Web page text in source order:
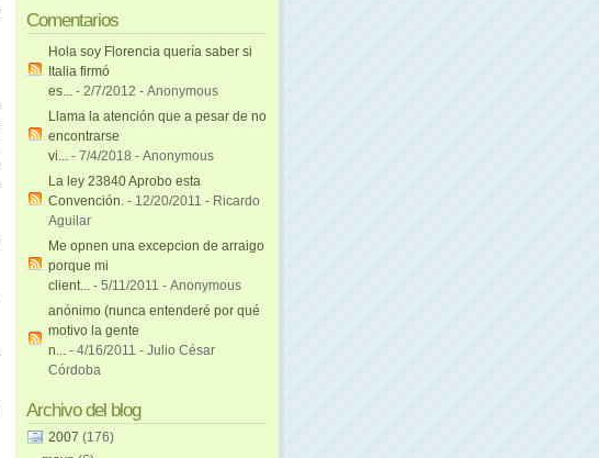
Comentarios
Hola soy Florencia quería saber si
Italia firmó
es... - 2/7/2012 - Anonymous
Llama la atención que a pesar de no
encontrarse
vi... - 7/4/2018 - Anonymous
La ley 23840 Aprobo esta
Convención. - 12/20/2011 - Ricardo
Aguilar
Me opnen una excepcion de arraigo
porque mi
client... - 5/11/2011 - Anonymous
anónimo (nunca entenderé por qué
motivo la gente
n... - 4/16/2011 - Julio César
Córdoba
Archivo del blog
2007 (176)